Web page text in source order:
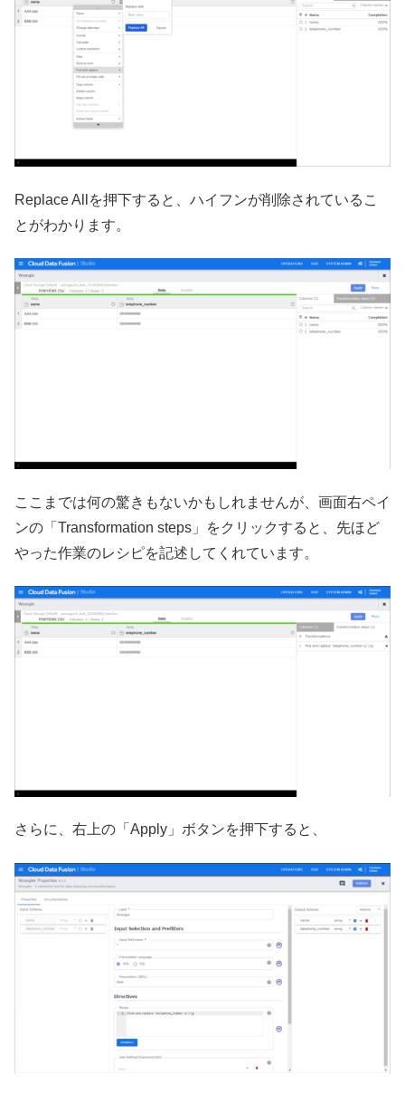
Replace Allを押下すると、ハイフンが削除されているこ
とがわかります。
ここまでは何の驚きもないかもしれませんが、画面右ペイ
ンの「Transformation steps」をクリックすると、先ほど
やった作業のレシピを記述してくれています。
さらに、右上の「Apply」ボタンを押下すると、